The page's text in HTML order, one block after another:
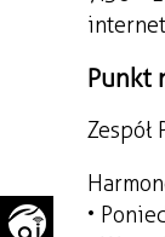
Punkt
•